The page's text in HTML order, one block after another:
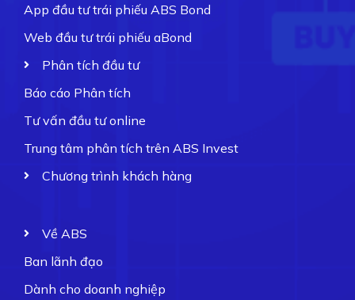
App đầu tư trái phiếu ABS Bond
Web đầu tư trái phiếu aBond
Phân tích đầu tư
Báo cáo Phân tích
Tư vấn đầu tư online
Trung tâm phân tích trên ABS Invest
Chương trình khách hàng
Về ABS
Ban lãnh đạo
Dành cho doanh nghiệp